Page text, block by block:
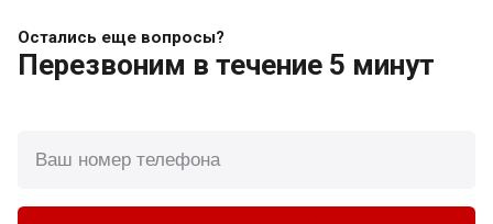
Остались еще вопросы?
Перезвоним в течение 5 минут